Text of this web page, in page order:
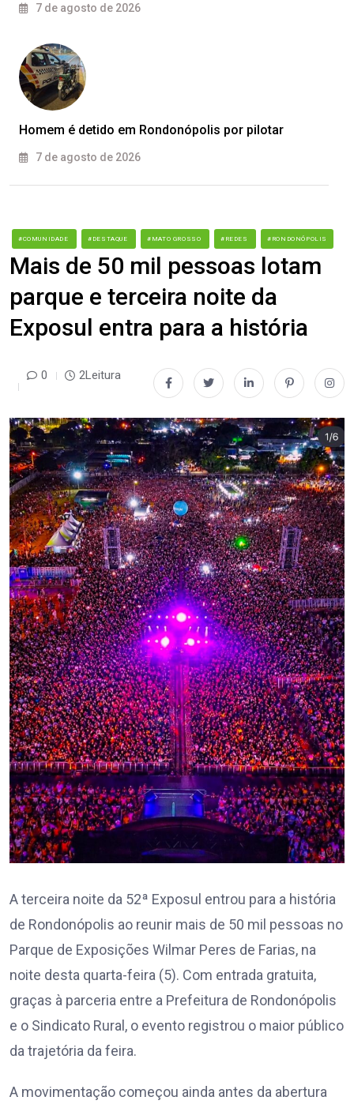
7 de agosto de 2026
Homem é detido em Rondonópolis por pilotar
7 de agosto de 2026
#COMUNIDADE #DESTAQUE #MATO GROSSO #REDES #RONDONÓPOLIS
Mais de 50 mil pessoas lotam
parque e terceira noite da
Exposul entra para a história
0 2Leitura
A terceira noite da 52ª Exposul entrou para a história
de Rondonópolis ao reunir mais de 50 mil pessoas no
Parque de Exposições Wilmar Peres de Farias, na
noite desta quarta-feira (5). Com entrada gratuita,
graças à parceria entre a Prefeitura de Rondonópolis
e o Sindicato Rural, o evento registrou o maior público
da trajetória da feira.
A movimentação começou ainda antes da abertura